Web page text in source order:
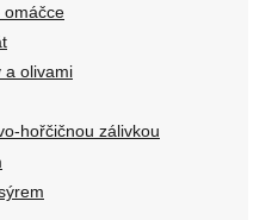
omáčce
a olivami
hořčičnou zálivkou